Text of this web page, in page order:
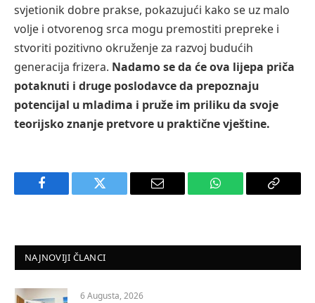
svjetionik dobre prakse, pokazujući kako se uz malo
volje i otvorenog srca mogu premostiti prepreke i
stvoriti pozitivno okruženje za razvoj budućih
generacija frizera. Nadamo se da će ova lijepa priča
potaknuti i druge poslodavce da prepoznaju
potencijal u mladima i pruže im priliku da svoje
teorijsko znanje pretvore u praktične vještine.
Facebook Twitter Email WhatsApp Copy
NAJNOVIJI ČLANCI
6 Augusta, 2026